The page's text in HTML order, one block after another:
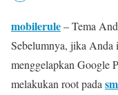
mobilerule– Tema
Sebelumnya, jika Anda
menggelapkan Google
melakukan root pada